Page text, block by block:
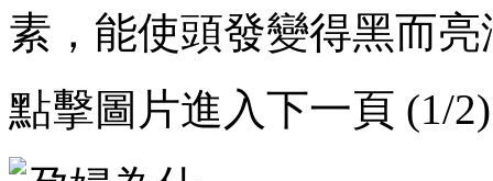
素，能使頭發變得黑而亮澤
點擊圖片進入下一頁 (1/2)